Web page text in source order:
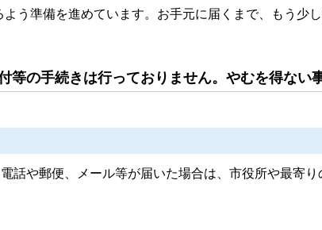
う準備を進めています。 お手元に届くまで、もう少
の手続きは行っておりません。やむを得ない
話や郵便、メール等が届いた場合は、市役所や最寄